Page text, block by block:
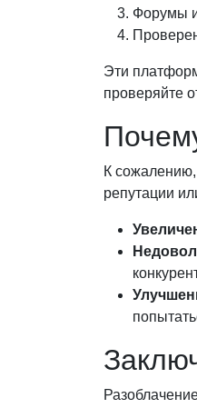
Форумы
Эти
проверяйте
К
репутации